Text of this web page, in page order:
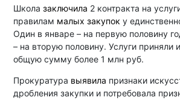
Школа заключила 2 контракта на
правилам малых закупок у
Один в январе – на первую половину
– на вторую половину. Услуги приняли
общую сумму более 1 млн руб.
Прокуратура выявила признаки
дробления закупки и потребовала